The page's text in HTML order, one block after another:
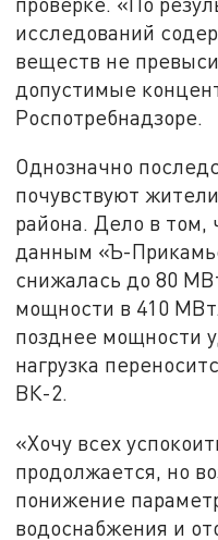
исследований
веществ не
допустимые
Роспотребнадзоре.
Однозначно
почувствуют
района. Дело в том,
данным «Ъ-
снижалась до 80
мощности в 410
позднее мощности
нагрузка
ВК-2.
«Хочу всех
продолжается, но
понижение
водоснабжения и